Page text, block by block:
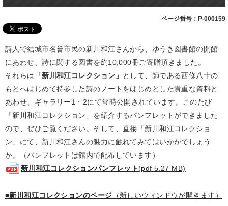
ページ番号：P-000159
詩人で結城市名誉市民の新川和江さんから、ゆうき図書館の開館
にあわせ、詩に関する図書を約10,000冊ご寄贈頂きました。
それらは
「新川和江コレクション」 として、師である西條八十の
もとへはじめて持参した詩のノートをはじめとした貴重な資料と
あわせ、ギャラリー1・2にて常時公開されています。このたび
「新川和江コレクション」を紹介するパンフレットができました
ので、ぜひご覧ください。そして、直接「新川和江コレクショ
ン」にて、新川和江さんの魅力に触れてみてはいかがでしょう
か。（パンフレットは館内で配布しています）
新川和江コレクションパンフレット(pdf 5.27 MB)
■新川和江コレクションのページ （新しいウィンドウが開きます）